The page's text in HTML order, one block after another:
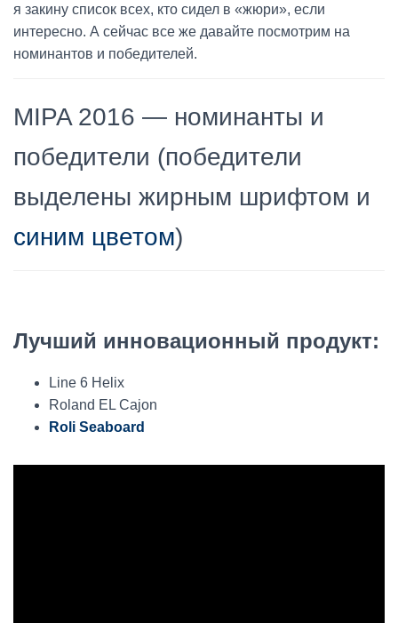
я закину список всех, кто сидел в «жюри», если
интересно. А сейчас все же давайте посмотрим на
номинантов и победителей.
MIPA 2016 — номинанты и
победители (победители
выделены жирным шрифтом и
синим цветом)
Лучший инновационный продукт:
Line 6 Helix
Roland EL Cajon
Roli Seaboard